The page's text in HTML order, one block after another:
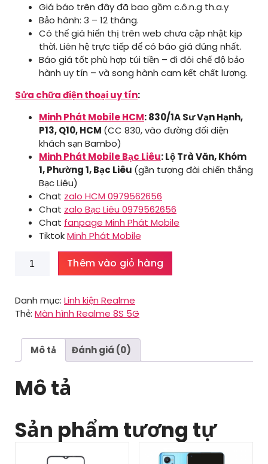
Giá báo trên đây đã bao gồm c.ô.n.g th.a.y
Bảo hành: 3 – 12 tháng.
Có thể giá hiển thị trên web chưa cập nhật kịp
thời. Liên hệ trực tiếp để có báo giá đúng nhất.
Báo giá tốt phù hợp túi tiền – đi đôi chế độ bảo
hành uy tín – và song hành cam kết chất lượng.
Sửa chữa điện thoại uy tín:
Minh Phát Mobile HCM: 830/1A Sư Vạn Hạnh,
P13, Q10, HCM (CC 830, vào đường đối diện
khách sạn Bambo)
Minh Phát Mobile Bạc Liêu: Lộ Trà Văn, Khóm
1, Phường 1, Bạc Liêu (gần tượng đài chiến thắng
Bạc Liêu)
Chat zalo HCM 0979562656
Chat zalo Bạc Liêu 0979562656
Chat fanpage Minh Phát Mobile
TiktokMinh Phát Mobile
Màn
hình
8S
5G
lượng
Thêm vào giỏ hàng
Danh mục: Linh kiện Realme
Thẻ: Màn hình Realme 8S 5G
Mô tả Đánh giá (0)
Mô tả
Sản phẩm tương tự